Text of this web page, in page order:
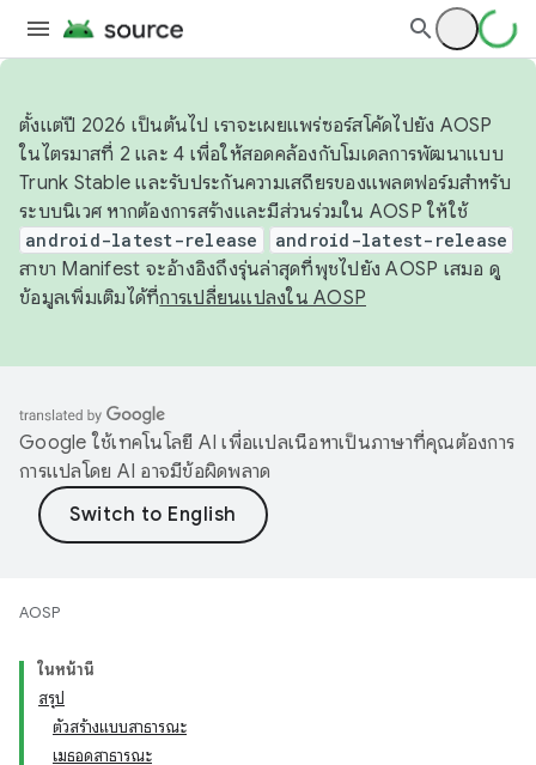
ตั้งแต่ปี 2026 เป็นต้นไป เราจะเผยแพร่ซอร์สโค้ดไปยัง AOSP
ในไตรมาสที่ 2 และ 4 เพื่อให้สอดคล้องกับโมเดลการพัฒนาแบบ
Trunk Stable และรับประกันความเสถียรของแพลตฟอร์มสำหรับ
ระบบนิเวศ หากต้องการสร้างและมีส่วนร่วมใน AOSP ให้ใช้
android-latest-release android-latest-release
สาขา Manifest จะอ้างอิงถึงรุ่นล่าสุดที่พุชไปยัง AOSP เสมอ ดู
ข้อมูลเพิ่มเติมได้ที่การเปลี่ยนแปลงใน AOSP
Google ใช้เทคโนโลยี AI เพื่อแปลเนื้อหาเป็นภาษาที่คุณต้องการ
การแปลโดย AI อาจมีข้อผิดพลาด
AOSP
ในหน้านี้
สรุป
ตัวสร้างแบบสาธารณะ
เมธอดสาธารณะ